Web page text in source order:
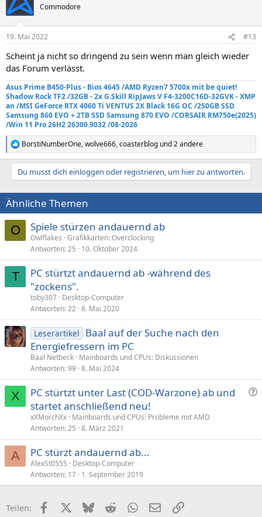
Commodore
19. Mai 2022 #13
Scheint ja nicht so dringend zu sein wenn man gleich wieder
das Forum verlässt.
Asus Prime B450-Plus - Bios 4645 /AMD Ryzen7 5700x mit be quiet!
Shadow Rock TF2/32GB - 2x G.Skill RipJaws V F4-3200C16D-32GVK - XMP
an /MSI GeForce RTX 4060 Ti VENTUS 2X Black 16G OC /250GB SSD
Samsung 860 EVO +2TB SSD Samsung 870 EVO /CORSAIR RM750e(2025)
/Win 11 Pro 26H2 26300.9032 /08-2026
R
e
a
i
o
n
e
n
:
BorstiNumberOne,wolve666,coasterblog und 2 andere
Du musst dich einloggen oder registrieren, um hier zu antworten.
Ähnliche Themen
O Spiele stürzen andauernd ab
Owlflakes Grafikkarten: Overclocking
Antworten 25 10. Oktober 2024
T
PC stürtzt andauernd ab -während des
"zockens".
toby307 Desktop-Computer
Antworten 22 8. Mai 2020
Leserartikel
Baal auf der Suche nach den
Energiefressern im PC
Baal Netbeck Mainboards und CPUs: Diskussionen
Antworten 99 8. Mai 2024
X
F
e
PC stürtzt unter Last (COD-Warzone) ab und
startet anschließend neu!
xXMorchXx Mainboards und CPUs: Probleme mit AMD
Antworten 25 8. März 2021
A PC stürzt andauernd ab...
AlexSt0555
Desktop-Computer
Antworten 17 1. September 2019
Teilen: FacebookX (Twitter)
BlueskyRedditWhatsApp
E-MailLink